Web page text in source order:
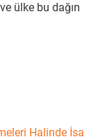
ülke bu dağın
Halinde İsa